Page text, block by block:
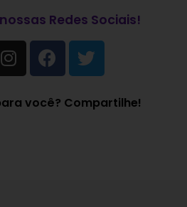
Redes Sociais!
você? Compartilhe!